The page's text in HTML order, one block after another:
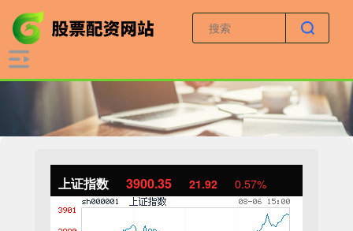
上证指数 3900.35 21.92 0.57%